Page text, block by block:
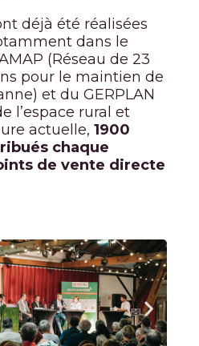
déjà été réalisées
dans le
(Réseau de 23
pour le maintien de
et du GERPLAN
l’espace rural et
actuelle, 1900
chaque
de vente directe